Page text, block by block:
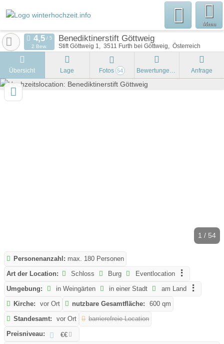
Menu
Benediktinerstift Göttweig
Stift Göttweig 1 3511 Furth bei Göttweig Österreich
2 Bew.
Übersicht Lage Fotos 54 Bewertungen Anfrage
1 / 54
Personenanzahl: max. 180 Personen
Art der Location:
Schloss Burg
Eventlocation
Umgebung:
in Weingärten in einer Stadt
am Land
Kirche:
vor Ort nutzbare Gesamtfläche:
600 qm
Standesamt:
vor Ort
barrierefreie Location
Preisniveau:
€€